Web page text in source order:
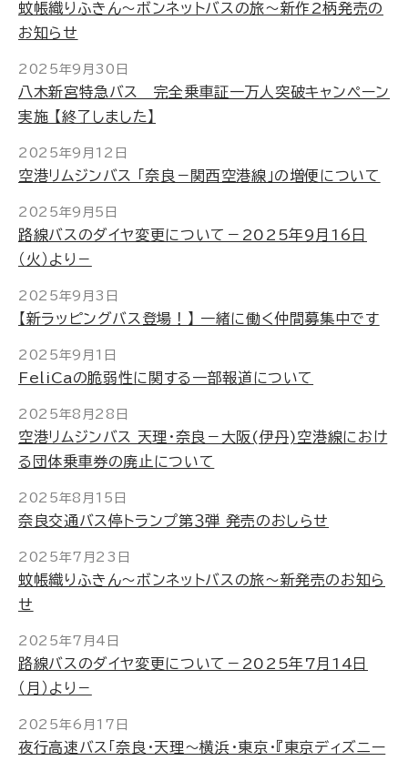
蚊帳織りふきん～ボンネットバスの旅～新作2柄発売の
お知らせ
2025年9月30日
八木新宮特急バス 完全乗車証一万人突破キャンペーン
実施 【終了しました】
2025年9月12日
空港リムジンバス 「奈良－関西空港線」の増便について
2025年9月5日
路線バスのダイヤ変更について－2025年9月16日
（火）より－
2025年9月3日
【新ラッピングバス登場！】 一緒に働く仲間募集中です
2025年9月1日
FeliCaの脆弱性に関する一部報道について
2025年8月28日
空港リムジンバス 天理・奈良－大阪(伊丹)空港線におけ
る団体乗車券の廃止について
2025年8月15日
奈良交通バス停トランプ第３弾 発売のおしらせ
2025年7月23日
蚊帳織りふきん～ボンネットバスの旅～新発売のお知ら
せ
2025年7月4日
路線バスのダイヤ変更について－2025年7月14日
（月）より－
2025年6月17日
夜行高速バス「奈良・天理～横浜・東京・『東京ディズニー